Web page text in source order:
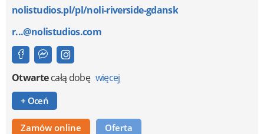
nolistudios.pl/pl/noli-riverside-gdansk
r...@nolistudios.com
Otwartecałą dobę więcej
+ Oceń
Zamów online Oferta